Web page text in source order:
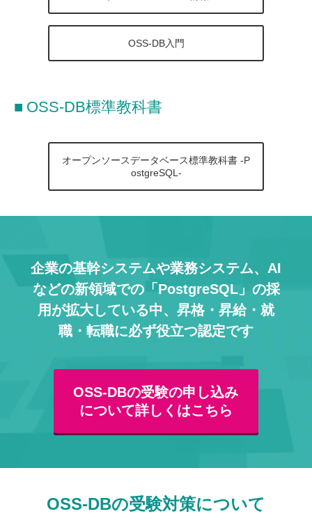
OSS-DB入門
OSS-DB標準教科書
オープンソースデータベース標準教科書 -P
ostgreSQL-
企業の基幹システムや業務システム、AI
などの新領域での「PostgreSQL」の採
用が拡大している中、 昇格・昇給・就
職・転職に必ず役立つ認定です
OSS-DBの受験の申し込み
について詳しくはこちら
OSS-DBの受験対策について